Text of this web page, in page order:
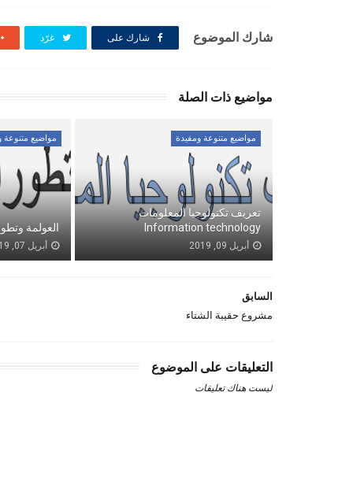
شارك الموضوع شارك على غرّد
مواضيع ذات الصلة
مواضيع متنوعة ومفيدة
تعريف تكنولوجيا المعلومات
Information technology
أبريل 09, 2019
مواضيع متنوعة
العولمة
أبريل 07, 2019
السابق
مشروع حقيبة الشتاء
التعليقات على الموضوع
ليست هناك تعليقات